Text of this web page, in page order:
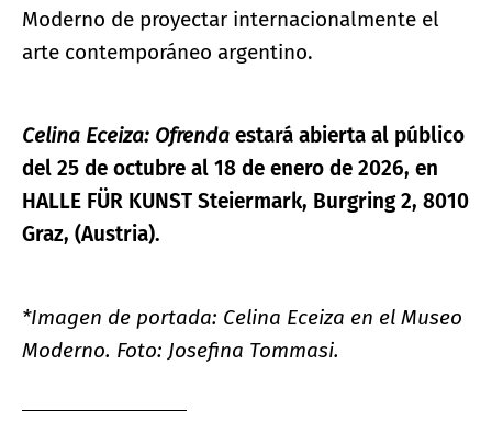
Moderno de proyectar internacionalmente el
arte contemporáneo argentino.
Celina Eceiza: Ofrenda estará abierta al público
del 25 de octubre al 18 de enero de 2026, en
HALLE FÜR KUNST Steiermark, Burgring 2, 8010
Graz, (Austria).
*Imagen de portada: Celina Eceiza en el Museo
Moderno. Foto: Josefina Tommasi.